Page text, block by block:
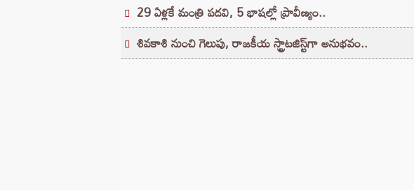
29 ఏళ్లకే మంత్రి పదవి, 5 భాషల్లో ప్రావీణ్యం..
శివకాశి నుంచి గెలుపు, రాజకీయ స్ట్రాటజిస్ట్‌గా అనుభవం..